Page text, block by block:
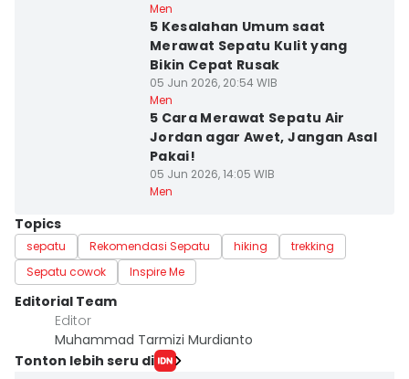
Men
5 Kesalahan Umum saat
Merawat Sepatu Kulit yang
Bikin Cepat Rusak
05 Jun 2026, 20:54 WIB
Men
5 Cara Merawat Sepatu Air
Jordan agar Awet, Jangan Asal
Pakai!
05 Jun 2026, 14:05 WIB
Men
Topics
sepatu Rekomendasi Sepatu hiking
trekking
Sepatu cowok
Inspire Me
Editorial Team
Editor
Muhammad Tarmizi Murdianto
Tonton lebih seru di